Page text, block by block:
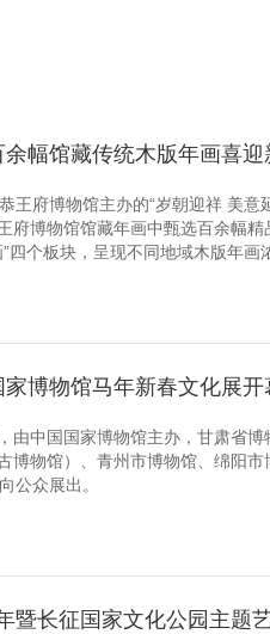
幅馆藏传统木版年画喜迎
王府博物馆主办的“岁朝迎祥 美
府博物馆馆藏年画中甄选百余幅精
”四个板块，呈现不同地域木版年画
博物馆马年新春文化展开
由中国国家博物馆主办，甘肃省
博物馆）、青州市博物馆、绵阳
公众展出。
暨长征国家文化公园主题